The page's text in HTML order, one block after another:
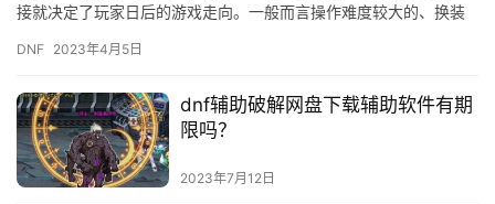
接就决定了玩家日后的游戏走向。一般而言操作难度较大的、换装
给回…
DNF 2023年4月5日
dnf辅助破解网盘下载辅助软件有期
限吗？
2023年7月12日